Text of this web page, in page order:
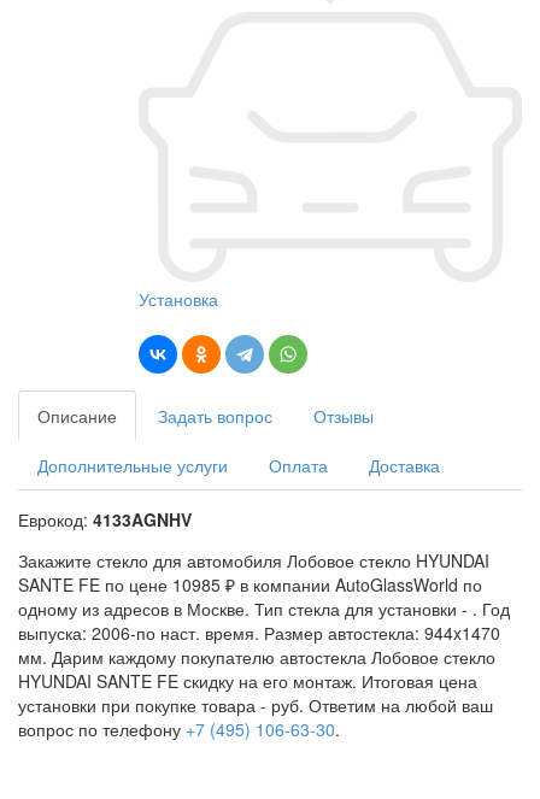
Установка
Описание Задать вопрос Отзывы
Дополнительные услуги Оплата Доставка
Еврокод: 4133AGNHV
Закажите стекло для автомобиля Лобовое стекло HYUNDAI
SANTE FE по цене 10985 ₽ в компании AutoGlassWorld по
одному из адресов в Москве. Тип стекла для установки - . Год
выпуска: 2006-по наст. время. Размер автостекла: 944x1470
мм. Дарим каждому покупателю автостекла Лобовое стекло
HYUNDAI SANTE FE скидку на его монтаж. Итоговая цена
установки при покупке товара - руб. Ответим на любой ваш
вопрос по телефону +7 (495) 106-63-30.